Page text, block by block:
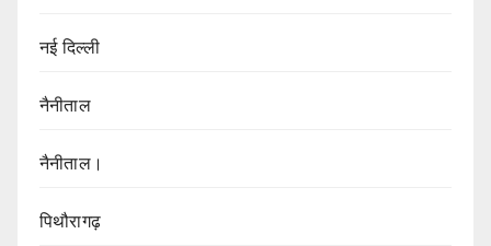
नई दिल्ली
नैनीताल
नैनीताल।
पिथौरागढ़